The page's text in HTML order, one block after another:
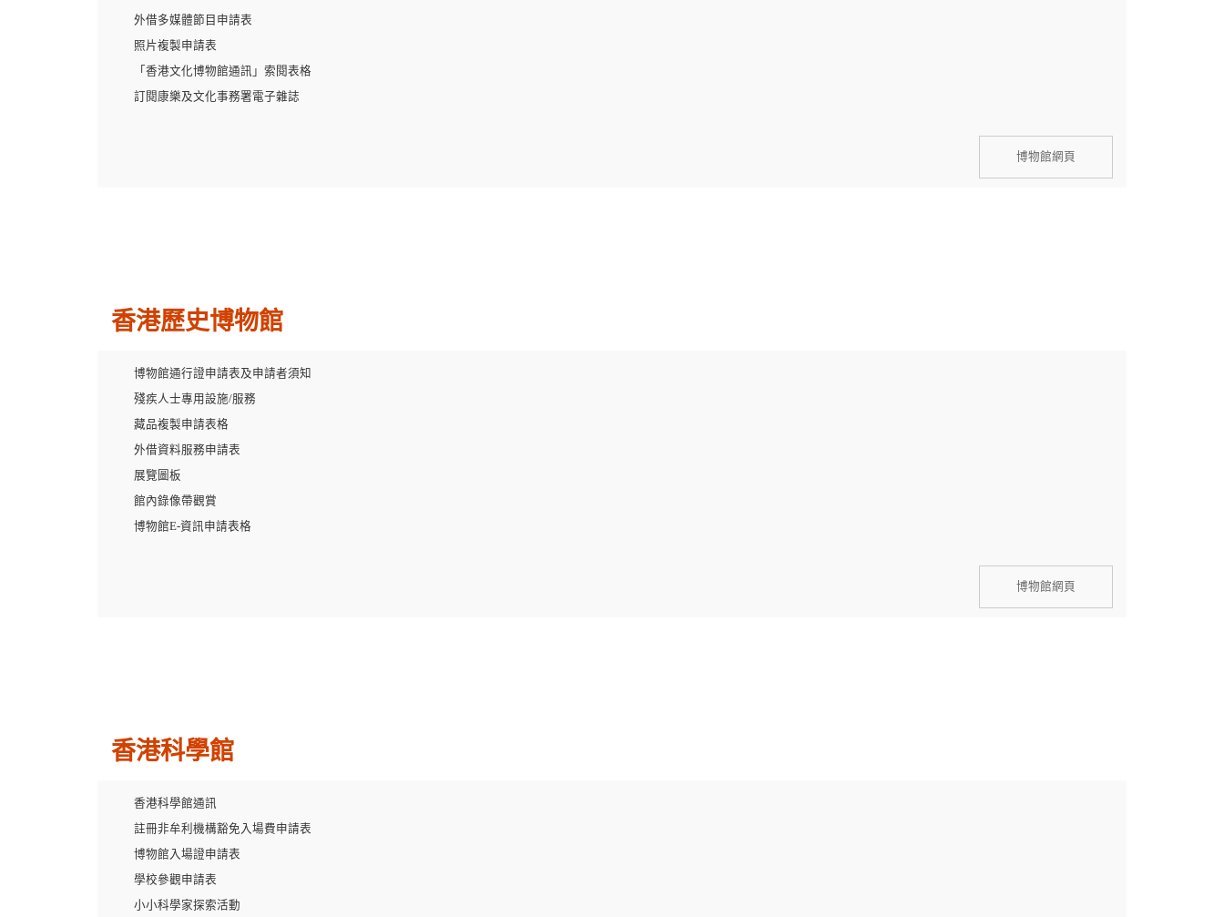
外借多媒體節目申請表
照片複製申請表
「香港文化博物館通訊」索閱表格
訂閱康樂及文化事務署電子雜誌
博物館網頁
香港歷史博物館
博物館通行證申請表及申請者須知
殘疾人士專用設施/服務
藏品複製申請表格
外借資料服務申請表
展覽圖板
館內錄像帶觀賞
博物館E-資訊申請表格
博物館網頁
香港科學館
香港科學館通訊
註冊非牟利機構豁免入場費申請表
博物館入場證申請表
學校參觀申請表
小小科學家探索活動